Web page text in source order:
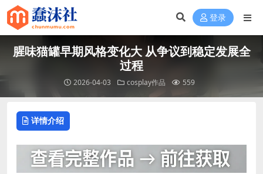
登录
腥味猫罐早期风格变化大 从争议到稳定发展全
过程
2026-04-03 cosplay作品 559
详情介绍